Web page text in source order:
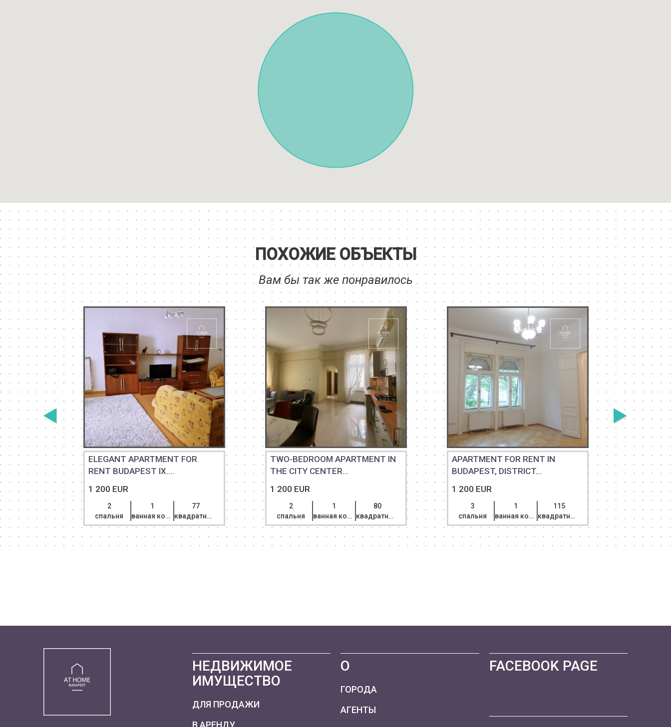
ПОХОЖИЕ ОБЪЕКТЫ
Вам бы так же понравилось
ELEGANT APARTMENT FOR
RENT BUDAPEST IX....
1 200 EUR
2
спальня
1
ванная комната
77
квадратный метр
TWO-BEDROOM APARTMENT IN
THE CITY CENTER...
1 200 EUR
2
спальня
1
ванная комната
80
квадратный метр
APARTMENT FOR RENT IN
BUDAPEST, DISTRICT...
1 200 EUR
3
спальня
1
ванная комната
115
квадратный метр
1 200
НЕДВИЖИМОЕ
ИМУЩЕСТВО
ДЛЯ ПРОДАЖИ
В АРЕНДУ
О
ГОРОДА
АГЕНТЫ
FACEBOOK PAGE